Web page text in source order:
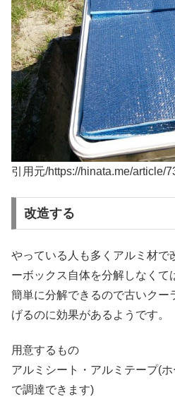
引用元/https://hinata.me/article/
改造する
やっている人も多くアルミ材で
ーボックス自体を分解しなくて
簡単に分解できるので古いクー
げるのに効果があるようです。
用意するもの
アルミシート・アルミテープ(
で調達できます)